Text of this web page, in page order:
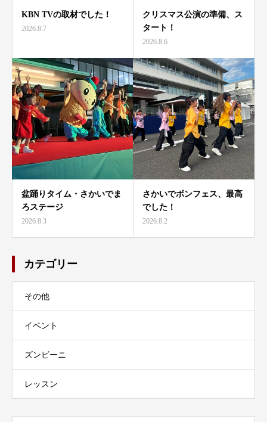
KBN TVの取材でした！
2026.8.7
クリスマス公演の準備、ス
タート！
2026.8.6
盆踊りタイム・さかいでま
ろステージ
2026.8.3
さかいでボンフェス、最高
でした！
2026.8.2
カテゴリー
その他
イベント
ズンビーニ
レッスン